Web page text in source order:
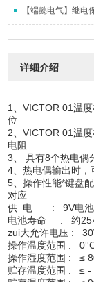
【端懿电气】继电
详细介绍
1、VICTOR 01温
位
2、VICTOR 01温
电阻
3、 具有8个热电偶
4、热电偶输出时
5、操作性能*键盘
对应
供 电 : 9V电池（
电池寿命 : 约25
zui大允许电压 :
操作温度范围 :
操作湿度范围 : ≤
贮存温度范围 : ≤ -